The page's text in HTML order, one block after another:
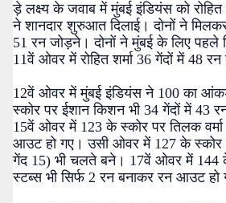
ड़े लक्ष्य के जवाब में मुंबई इंडियंस को
ने शानदार शुरुआत दिलाई। दोनों ने
51 रन जोड़ने। दोनों ने मुंबई के लिए पहले
11वें ओवर में रोहित शर्मा 36 गेंदों में 48
12वें ओवर में मुंबई इंडियंस ने 100 का
स्कोर पर ईशान किशन भी 34 गेंदों में 43
15वें ओवर में 123 के स्कोर पर तिलक वर्मा
आउट हो गए। उसी ओवर में 127 के स्कोर
गेंद 15) भी चलते बने। 17वें ओवर में 144
स्टब्स भी सिर्फ 2 रन बनाकर रन आउट हो